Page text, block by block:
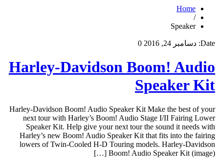
Home
/
Speaker
Date: دسامبر 24, 2016 0
Harley-Davidson Boom! Audio
Speaker Kit
Harley-Davidson Boom! Audio Speaker Kit Make the best of your
next tour with Harley’s Boom! Audio Stage I/II Fairing Lower
Speaker Kit. Help give your next tour the sound it needs with
Harley’s new Boom! Audio Speaker Kit that fits into the fairing
lowers of Twin-Cooled H-D Touring models. Harley-Davidson
Boom! Audio Speaker Kit (image) […]